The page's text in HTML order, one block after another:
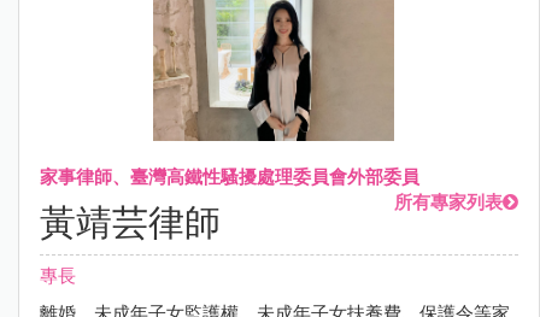
家事律師、臺灣高鐵性騷擾處理委員會外部委員
所有專家列表
黃靖芸律師
專長